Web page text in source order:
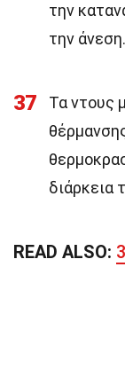
την
την άνεση.
37
Τα ντους
διάρκεια
READ ALSO: